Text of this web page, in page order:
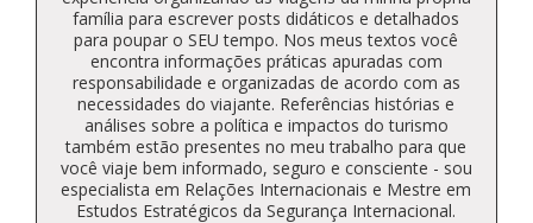
família para escrever posts didáticos e detalhados
para poupar o SEU tempo. Nos meus textos você
encontra informações práticas apuradas com
responsabilidade e organizadas de acordo com as
necessidades do viajante. Referências histórias e
análises sobre a política e impactos do turismo
também estão presentes no meu trabalho para que
você viaje bem informado, seguro e consciente - sou
especialista em Relações Internacionais e Mestre em
Estudos Estratégicos da Segurança Internacional.